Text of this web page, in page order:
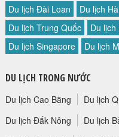
Du lịch Đài Loan Du lịch
Du lịch Trung Quốc
Du lịch
Du lịch Singapore
Du lịch
DU LỊCH TRONG NƯỚC
Du lịch Cao Bằng Du lịch
Du lịch Đắk Nông
Du lịch